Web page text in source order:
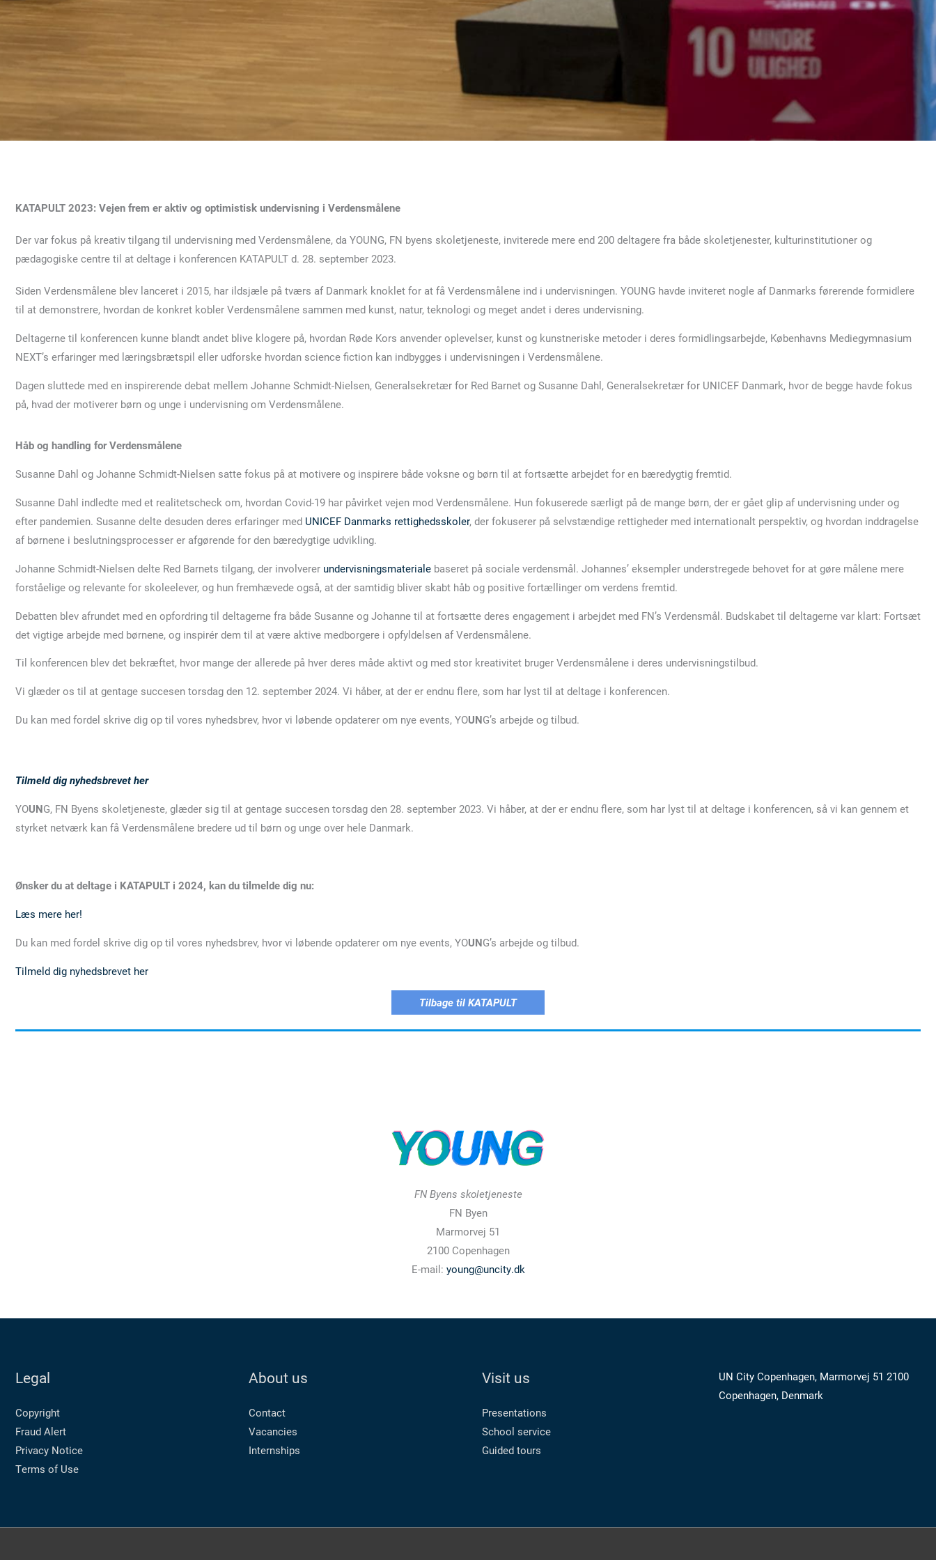
KATAPULT 2023: Vejen frem er aktiv og optimistisk undervisning i Verdensmålene
Der var fokus på kreativ tilgang til undervisning med Verdensmålene, da YOUNG, FN byens skoletjeneste, inviterede mere end 200 deltagere fra både skoletjenester, kulturinstitutioner og
pædagogiske centre til at deltage i konferencen KATAPULT d. 28. september 2023.
Siden Verdensmålene blev lanceret i 2015, har ildsjæle på tværs af Danmark knoklet for at få Verdensmålene ind i undervisningen. YOUNG havde inviteret nogle af Danmarks førerende formidlere
til at demonstrere, hvordan de konkret kobler Verdensmålene sammen med kunst, natur, teknologi og meget andet i deres undervisning.
Deltagerne til konferencen kunne blandt andet blive klogere på, hvordan Røde Kors anvender oplevelser, kunst og kunstneriske metoder i deres formidlingsarbejde, Københavns Mediegymnasium
NEXT’s erfaringer med læringsbrætspil eller udforske hvordan science fiction kan indbygges i undervisningen i Verdensmålene.
Dagen sluttede med en inspirerende debat mellem Johanne Schmidt-Nielsen, Generalsekretær for Red Barnet og Susanne Dahl, Generalsekretær for UNICEF Danmark, hvor de begge havde fokus
på, hvad der motiverer børn og unge i undervisning om Verdensmålene.
Håb og handling for Verdensmålene
Susanne Dahl og Johanne Schmidt-Nielsen satte fokus på at motivere og inspirere både voksne og børn til at fortsætte arbejdet for en bæredygtig fremtid.
Susanne Dahl indledte med et realitetscheck om, hvordan Covid-19 har påvirket vejen mod Verdensmålene. Hun fokuserede særligt på de mange børn, der er gået glip af undervisning under og
efter pandemien. Susanne delte desuden deres erfaringer med UNICEF Danmarks rettighedsskoler, der fokuserer på selvstændige rettigheder med internationalt perspektiv, og hvordan inddragelse
af børnene i beslutningsprocesser er afgørende for den bæredygtige udvikling.
Johanne Schmidt-Nielsen delte Red Barnets tilgang, der involverer undervisningsmateriale baseret på sociale verdensmål. Johannes’ eksempler understregede behovet for at gøre målene mere
forståelige og relevante for skoleelever, og hun fremhævede også, at der samtidig bliver skabt håb og positive fortællinger om verdens fremtid.
Debatten blev afrundet med en opfordring til deltagerne fra både Susanne og Johanne til at fortsætte deres engagement i arbejdet med FN’s Verdensmål. Budskabet til deltagerne var klart: Fortsæt
det vigtige arbejde med børnene, og inspirér dem til at være aktive medborgere i opfyldelsen af Verdensmålene.
Til konferencen blev det bekræftet, hvor mange der allerede på hver deres måde aktivt og med stor kreativitet bruger Verdensmålene i deres undervisningstilbud.
Vi glæder os til at gentage succesen torsdag den 12. september 2024. Vi håber, at der er endnu flere, som har lyst til at deltage i konferencen.
Du kan med fordel skrive dig op til vores nyhedsbrev, hvor vi løbende opdaterer om nye events, YOUNG’s arbejde og tilbud.
Tilmeld dig nyhedsbrevet her
YOUNG, FN Byens skoletjeneste, glæder sig til at gentage succesen torsdag den 28. september 2023. Vi håber, at der er endnu flere, som har lyst til at deltage i konferencen, så vi kan gennem et
styrket netværk kan få Verdensmålene bredere ud til børn og unge over hele Danmark.
Ønsker du at deltage i KATAPULT i 2024, kan du tilmelde dig nu:
Læs mere her!
Du kan med fordel skrive dig op til vores nyhedsbrev, hvor vi løbende opdaterer om nye events, YOUNG’s arbejde og tilbud.
Tilmeld dig nyhedsbrevet her
Tilbage til KATAPULT
FN Byens skoletjeneste
FN Byen
Marmorvej 51
2100 Copenhagen
E-mail: young@uncity.dk
Legal
Copyright
Fraud Alert
Privacy Notice
Terms of Use
About us
Contact
Vacancies
Internships
Visit us
Presentations
School service
Guided tours
UN City Copenhagen, Marmorvej 51 2100
Copenhagen, Denmark